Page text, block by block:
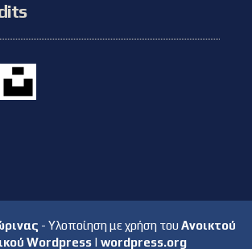
- Υλοποίηση με χρήση του Ανοικτού
Wordpress | wordpress.org